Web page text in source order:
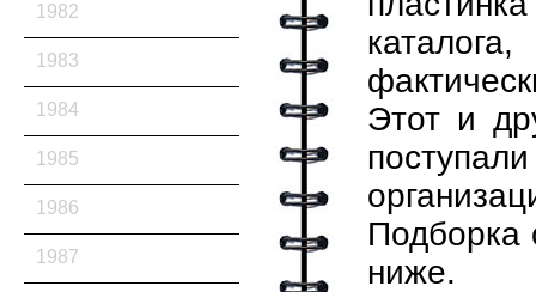
1982
1983
1984
1985
1986
1987
Этот и
Подборка
ниже.